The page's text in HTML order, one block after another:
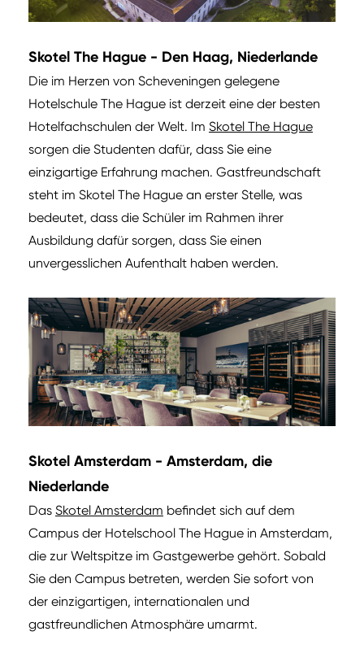
Skotel The Hague - Den Haag, Niederlande
Die im Herzen von Scheveningen gelegene
Hotelschule The Hague ist derzeit eine der besten
Hotelfachschulen der Welt. Im Skotel The Hague
sorgen die Studenten dafür, dass Sie eine
einzigartige Erfahrung machen. Gastfreundschaft
steht im Skotel The Hague an erster Stelle, was
bedeutet, dass die Schüler im Rahmen ihrer
Ausbildung dafür sorgen, dass Sie einen
unvergesslichen Aufenthalt haben werden.
Skotel Amsterdam - Amsterdam, die
Niederlande
Das Skotel Amsterdam befindet sich auf dem
Campus der Hotelschool The Hague in Amsterdam,
die zur Weltspitze im Gastgewerbe gehört. Sobald
Sie den Campus betreten, werden Sie sofort von
der einzigartigen, internationalen und
gastfreundlichen Atmosphäre umarmt.